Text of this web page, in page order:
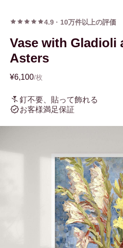
4.9 · 10万件以上の評価
Vase with Gladioli
Asters
¥6,100/枚
釘不要、貼って飾れる
お客様満足保証